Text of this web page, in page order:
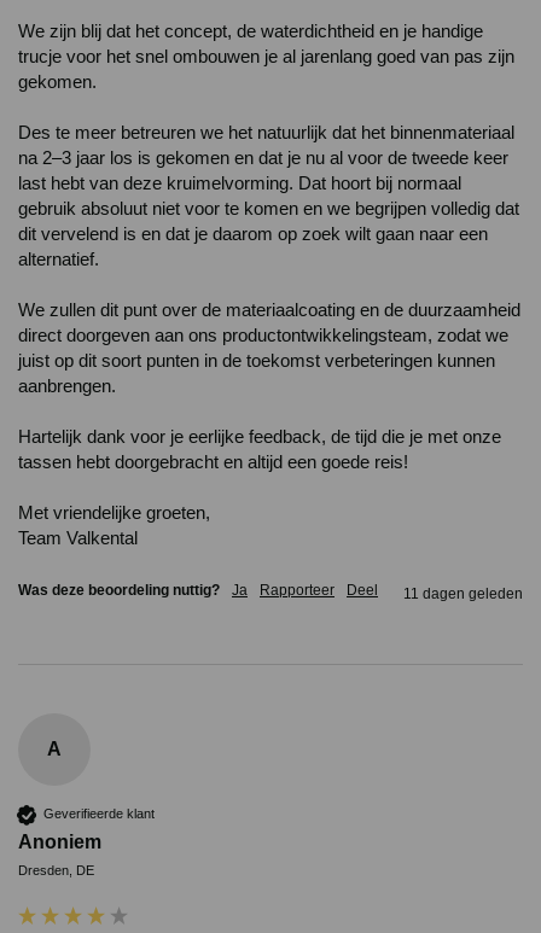
We zijn blij dat het concept, de waterdichtheid en je handige
trucje voor het snel ombouwen je al jarenlang goed van pas zijn
gekomen.
Des te meer betreuren we het natuurlijk dat het binnenmateriaal
na 2–3 jaar los is gekomen en dat je nu al voor de tweede keer
last hebt van deze kruimelvorming. Dat hoort bij normaal
gebruik absoluut niet voor te komen en we begrijpen volledig dat
dit vervelend is en dat je daarom op zoek wilt gaan naar een
alternatief.
We zullen dit punt over de materiaalcoating en de duurzaamheid
direct doorgeven aan ons productontwikkelingsteam, zodat we
juist op dit soort punten in de toekomst verbeteringen kunnen
aanbrengen.
Hartelijk dank voor je eerlijke feedback, de tijd die je met onze
tassen hebt doorgebracht en altijd een goede reis!
Met vriendelijke groeten,
Team Valkental
Was deze beoordeling nuttig? Ja Rapporteer Deel 11 dagen geleden
A
Geverifieerde klant
Anoniem
Dresden, DE